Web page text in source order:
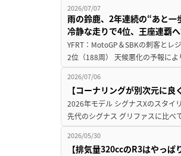
2026/07/07
雨の鈴鹿、2年連続の“あと一
冷静な走りで4位、王座連覇へ
YFRT：MotoGP＆SBKの刺客とレ
2位（188周） 天候悪化の予報に
2026/07/06
【コーナリングが別次元に
2026年モデル シグナスXのスタイ
先代のシグナス グリファスに比
2026/05/30
【排気量320ccのR3はやっ